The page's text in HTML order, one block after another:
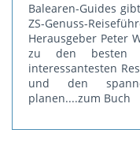
Balearen-Guides
ZS-Genuss-
Herausgeber Peter
zu den besten
interessantesten
und den
planen....zum Buch